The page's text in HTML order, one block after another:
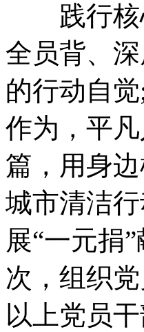
践行核心
全员背、
的行动自
作为，平
篇，用身
城市清洁
展“一元捐
次，组织
以上党员